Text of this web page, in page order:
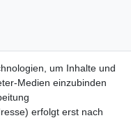
um Inhalte und
Medien einzubinden
erfolgt erst nach